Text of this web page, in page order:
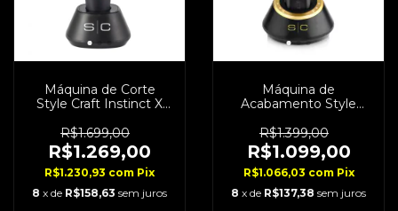
Máquina de Corte
Style Craft Instinct X
R$1.699,00
R$1.269,00
R$1.230,93 com Pix
8 x de R$158,63 sem juros
Máquina de
Acabamento Style
Rpm Bivolt
R$1.399,00
R$1.099,00
R$1.066,03 com Pix
8 x de R$137,38 sem juros